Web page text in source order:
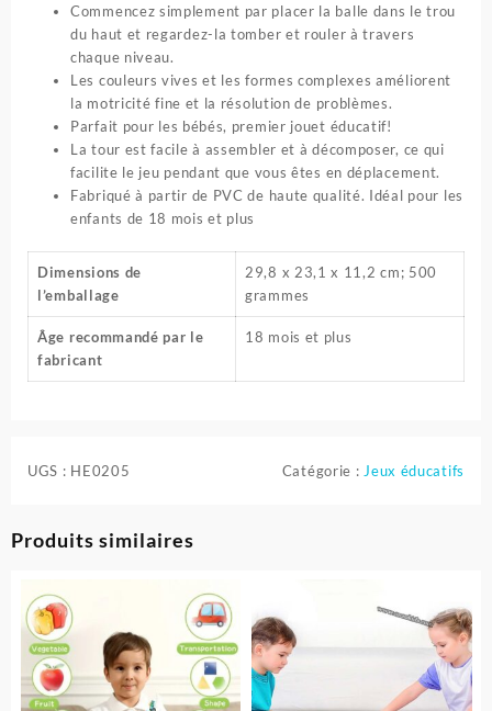
Commencez simplement par placer la balle dans le trou
du haut et regardez-la tomber et rouler à travers
chaque niveau.
Les couleurs vives et les formes complexes améliorent
la motricité fine et la résolution de problèmes.
Parfait pour les bébés, premier jouet éducatif!
La tour est facile à assembler et à décomposer, ce qui
facilite le jeu pendant que vous êtes en déplacement.
Fabriqué à partir de PVC de haute qualité. Idéal pour les
enfants de 18 mois et plus
Dimensions de
l’emballage
29,8 x 23,1 x 11,2 cm; 500
grammes
Âge recommandé par le
fabricant
18 mois et plus
UGS : HE0205 Catégorie : Jeux éducatifs
Produits similaires